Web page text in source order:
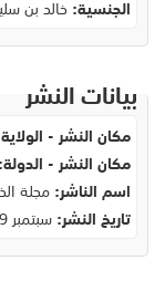
الجنسية: خالد بن
بيانات النشر
مكان النشر -
مكان النشر - الدولة:
اسم الناشر:مجلة
تاريخ النشر:سبتمبر 2019مـ